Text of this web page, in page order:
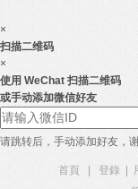
×
扫描二维码
×
使用 WeChat 扫描二维码
或手动添加微信好友
请跳转后，手动添加好友，
首頁 登錄